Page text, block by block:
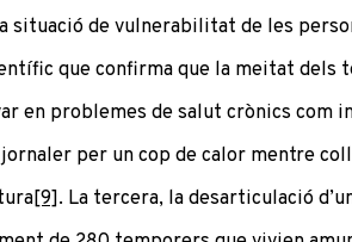
situació de vulnerabilitat de les
que confirma que la meitat dels
en problemes de salut crònics com
per un cop de calor mentre
[9]. La tercera, la desarticulació